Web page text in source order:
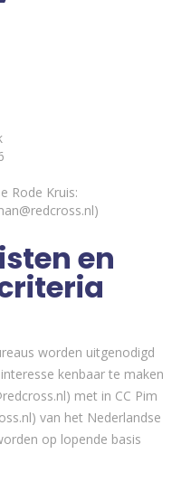
Rode Kruis:
en
worden uitgenodigd
kenbaar te maken
met in CC Pim
van het Nederlandse
op lopende basis